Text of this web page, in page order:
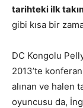
tarihteki ilk
gibi kısa bir
DC Kongolu
2013’te
alınan ve halen
oyuncusu da,